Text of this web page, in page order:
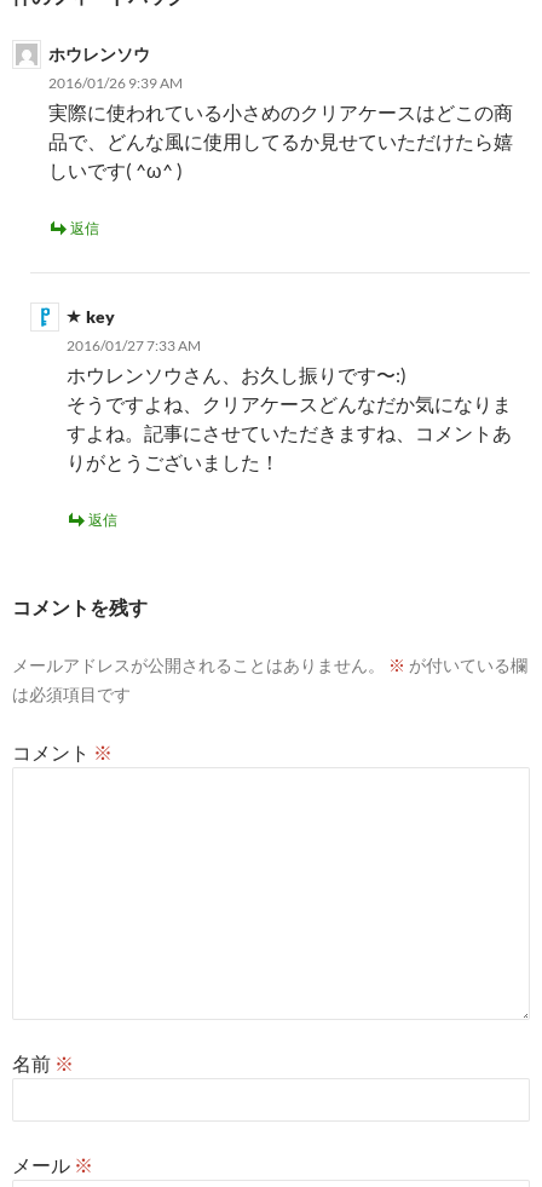
ョ
ン
ホウレンソウ
2016/01/26 9:39 AM
実際に使われている小さめのクリアケースはどこの商
品で、どんな風に使用してるか見せていただけたら嬉
しいです( ^ω^ )
返信
key
2016/01/27 7:33 AM
ホウレンソウさん、お久し振りです〜:)
そうですよね、クリアケースどんなだか気になりま
すよね。記事にさせていただきますね、コメントあ
りがとうございました！
返信
コメントを残す
メールアドレスが公開されることはありません。 ※ が付いている欄
は必須項目です
コメント ※
名前 ※
メール ※